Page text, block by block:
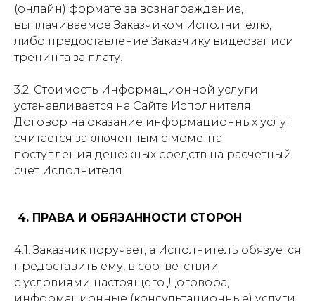
(онлайн) формате за вознаграждение,
выплачиваемое Заказчиком Исполнителю,
либо предоставление Заказчику видеозаписи
тренинга за плату.
3.2. Стоимость Информационной услуги
устанавливается на Сайте Исполнителя.
Договор на оказание информационных услуг
считается заключенным с момента
поступления денежных средств на расчетный
счет Исполнителя.
4. ПРАВА И ОБЯЗАННОСТИ СТОРОН
4.1. Заказчик поручает, а Исполнитель обязуется
предоставить ему, в соответствии
с условиями настоящего Договора,